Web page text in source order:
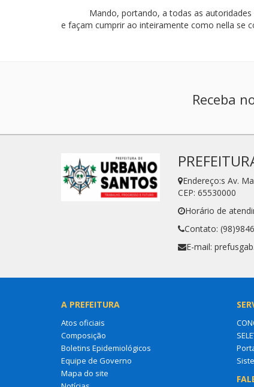
Mando, portando, a todas as
e façam cumprir ao inteiramente como nella se
Receba
Endereço:s Av.
CEP: 65530000
Horário de
Contato:
E-mail:
A PREFEITURA
Atos oficiais
Composição
Boletins Epidemiológicos
Equipe de Governo
Mapa do site